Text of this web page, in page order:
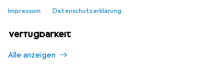
Impressum Datenschutzerklärung
Verfügbarkeit
Alle anzeigen